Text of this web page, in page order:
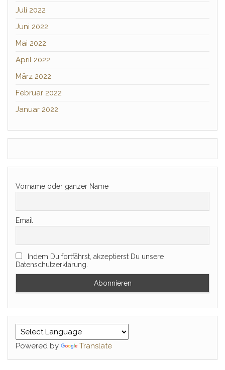
Juli 2022
Juni 2022
Mai 2022
April 2022
März 2022
Februar 2022
Januar 2022
Vorname oder ganzer Name
Email
Indem Du fortfährst, akzeptierst Du unsere
Datenschutzerklärung.
Powered by Translate